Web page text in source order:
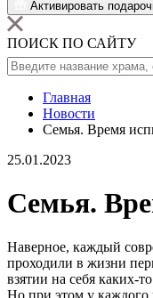
Активировать
ПОИСК ПО САЙТУ
Главная
Новости
Семья. Время
25.01.2023
Семья.
Наверное, каждый
проходили в жизни
взятии на себя каких-то
Но при этом у каждого